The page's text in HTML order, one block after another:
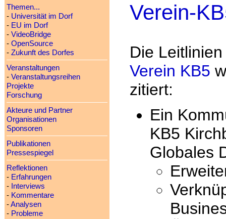
Themen...
- Universität im Dorf
- EU im Dorf
- VideoBridge
- OpenSource
- Zukunft des Dorfes
Veranstaltungen
- Veranstaltungsreihen
Projekte
Forschung
Akteure und Partner
Organisationen
Sponsoren
Publikationen
Pressespiegel
Reflektionen
- Erfahrungen
- Interviews
- Kommentare
-Analysen
- Probleme
Verein-
Die
Verein KB5
zitiert:
Ein
KB5
Globales